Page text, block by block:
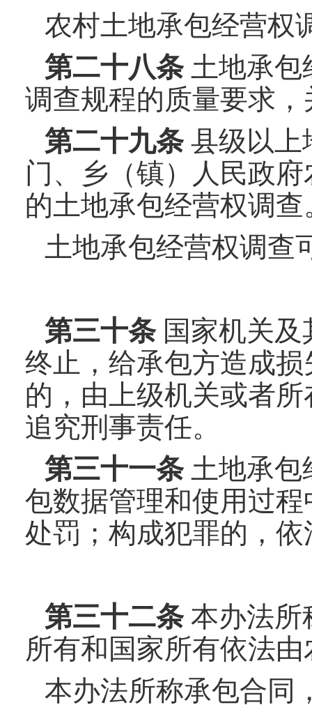
农村土地承包经营权
第二十八条土地承包
调查规程的质量要求
第二十九条 县级以上
门、乡（镇）人民政
的土地承包经营权调查
土地承包经营权调查
第三十条国家机关及
终止，给承包方造成
的，由上级机关或者
追究刑事责任。
第三十一条 土地承包
包数据管理和使用过
处罚；构成犯罪的，
第三十二条本办法所
所有和国家所有依法
本办法所称承包合同